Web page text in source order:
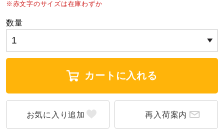
ワーキング
ライフスタイルグッズ
インナー
※赤文字のサイズは在庫わずか
数量
カートに入れる
再入荷案内